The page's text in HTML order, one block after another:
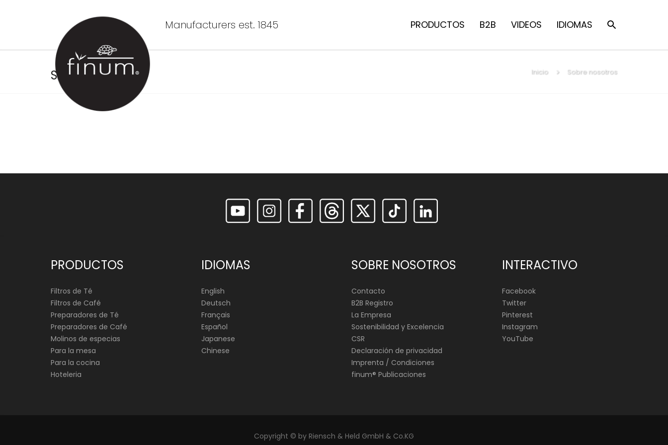
Manufacturers est. 1845 PRODUCTOS B2B VIDEOS IDIOMAS
Sobre nosotros Inicio Sobre nosotros
PRODUCTOS
Filtros de Té
Filtros de Café
Preparadores de Té
Preparadores de Café
Molinos de especias
Para la mesa
Para la cocina
Hoteleria
IDIOMAS
English
Deutsch
Français
Español
Japanese
Chinese
SOBRE NOSOTROS
Contacto
B2B Registro
La Empresa
Sostenibilidad y Excelencia
CSR
Declaración de privacidad
Imprenta / Condiciones
finum®️ Publicaciones
INTERACTIVO
Facebook
Twitter
Pinterest
Instagram
YouTube
Copyright © by Riensch & Held GmbH & Co.KG